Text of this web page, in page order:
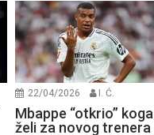
22/04/2026 I. Ć.
Mbappe “otkrio” koga
želi za novog trenera